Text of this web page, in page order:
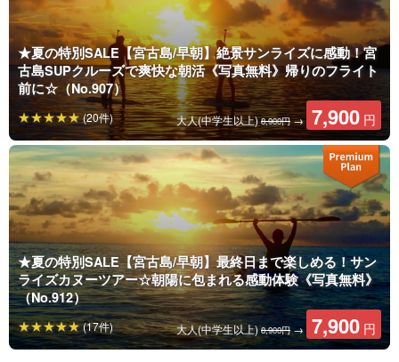
★夏の特別SALE【宮古島/早朝】絶景サンライズに感動！宮
古島SUPクルーズで爽快な朝活《写真無料》帰りのフライト
前に☆（No.907）
大人(中学生以上)8,900円→ 7,900 円
(20件)
★夏の特別SALE【宮古島/早朝】最終日まで楽しめる！サン
ライズカヌーツアー☆朝陽に包まれる感動体験《写真無料》
（No.912）
大人(中学生以上)8,900円→ 7,900 円
(17件)